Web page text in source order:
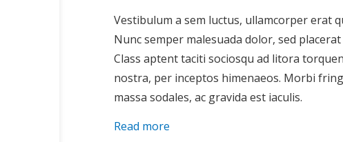
Vestibulum a sem luctus, ullamcorper erat
Nunc semper malesuada dolor, sed
Class aptent taciti sociosqu ad litora
nostra, per inceptos himenaeos. Morbi
massa sodales, ac gravida est iaculis.
Read more